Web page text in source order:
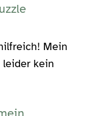
Mein
leider kein